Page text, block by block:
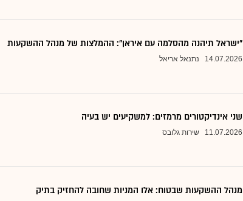
"ישראל תיהנה מהסלמה עם איראן": ההמלצות של מנהל ההשקעות
14.07.2026 נתנאל אריאל
שני אינדיקטורים מרמזים: למשקיעים יש בעיה
11.07.2026 שירות גלובס
מנהל ההשקעות שבטוח: אלו המניות שחובה להחזיק בתיק